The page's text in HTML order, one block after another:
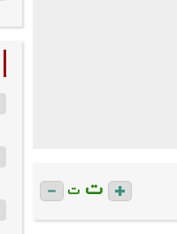
ت ت